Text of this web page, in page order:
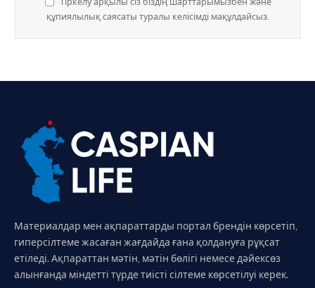
құпиялылық саясаты туралы келісімді мақұлдайсыз.
Материалдар мен ақпараттарды портал брендін көрсетіп,
гиперсілтеме жасаған жағдайда ғана қолдануға рұқсат
етіледі. Ақпараттан мәтін, мәтін бөлігі немесе дәйексөз
алынғанда міндетті түрде тиісті сілтеме көрсетілуі керек.